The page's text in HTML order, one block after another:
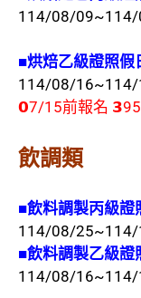
114/08/09~114/
■烘焙乙級證照假
114/08/16~114/
𝟬7/15前報名
飲調類
■飲料調製丙級證
114/08/25~114/
■飲料調製乙級證
114/08/16~114/